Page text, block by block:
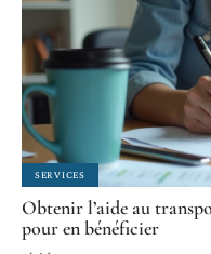
SERVICES
Obtenir l’aide au
pour en bénéficier